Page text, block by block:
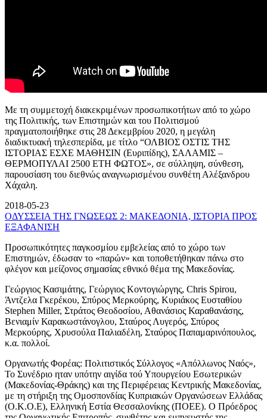
Με τη συμμετοχή διακεκριμένων προσωπικοτήτων από το χώρο
της Πολιτικής, των Επιστημών και του Πολιτισμού
πραγματοποιήθηκε στις 28 Δεκεμβρίου 2020, η μεγάλη
διαδικτυακή τηλεσπερίδα, με τίτλο “ΟΛΒΙΟΣ ΟΣΤΙΣ ΤΗΣ
ΙΣΤΟΡΙΑΣ ΕΣΧΕ ΜΑΘΗΣΙΝ (Ευριπίδης), ΣΑΛΑΜΙΣ –
ΘΕΡΜΟΠΥΛΑΙ 2500 ΕΤΗ ΦΩΤΟΣ», σε σύλληψη, σύνθεση,
παρουσίαση του διεθνώς αναγνωρισμένου συνθέτη Αλέξανδρου
Χάχαλη.
2018-05-23
ΟΔΥΣΣΕΙΑ ΤΗΣ ΓΝΩΣΕΩΣ 2: ΜΑΚΕΔΟΝΙΑ, ΙΣΤΟΡΙΑ ΠΡΟΣ
ΕΞΑΦΑΝΙΣΗ
Προσωπικότητες παγκοσμίου εμβελείας από το χώρο των
Επιστημών, έδωσαν το «παρών» και τοποθετήθηκαν πάνω στο
φλέγον και μείζονος σημασίας εθνικό θέμα της Μακεδονίας.
Γεώργιος Κασιμάτης, Γεώργιος Κοντογιώργης, Chris Spirou,
Άντζελα Γκερέκου, Σπύρος Μερκούρης, Κυριάκος Ευσταθίου
Stephen Miller, Στράτος Θεοδοσίου, Αθανάσιος Καραθανάσης,
Βενιαμίν Καρακωστάνογλου, Σταύρος Λυγερός, Σπύρος
Μερκούρης, Χρυσούλα Παλιαδέλη, Σταύρος Παπαμαρινόπουλος,
κ.α. πολλοί.
Οργανωτής Φορέας: Πολιτιστικός Σύλλογος «Απόλλωνος Ναός»,
Το Συνέδριο ηταν υπότην αιγίδα τού Υπουργείου Εσωτερικών
(Μακεδονίας-Θράκης) και της Περιφέρειας Κεντρικής Μακεδονίας,
με τη στήριξη της Ομοσπονδίας Κυπριακών Οργανώσεων Ελλάδας
(Ο.Κ.Ο.Ε), Ελληνική Εστία Θεσσαλονίκης (ΠΟΕΕ). Ο Πρόεδρος